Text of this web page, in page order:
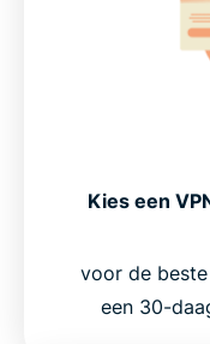
Kies een
voor de
een 30-